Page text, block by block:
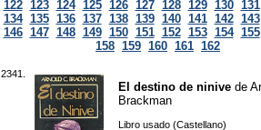
122 123 124 125 126 127 128 129 130 131
134 135 136 137 138 139 140 141 142 143
146 147 148 149 150 151 152 153 154 155
158 159 160 161 162
2341.
El destino de ninive de
Brackman
Libro usado (Castellano)